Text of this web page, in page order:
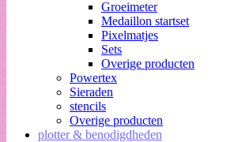
Groeimeter
Medaillon startset
Pixelmatjes
Sets
Overige producten
Powertex
Sieraden
stencils
Overige producten
plotter & benodigdheden